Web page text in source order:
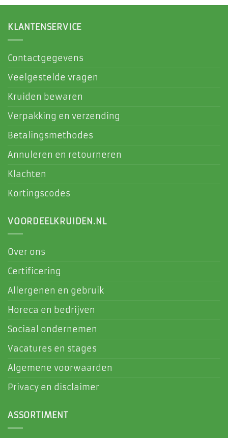
KLANTENSERVICE
Contactgegevens
Veelgestelde vragen
Kruiden bewaren
Verpakking en verzending
Betalingsmethodes
Annuleren en retourneren
Klachten
Kortingscodes
VOORDEELKRUIDEN.NL
Over ons
Certificering
Allergenen en gebruik
Horeca en bedrijven
Sociaal ondernemen
Vacatures en stages
Algemene voorwaarden
Privacy en disclaimer
ASSORTIMENT